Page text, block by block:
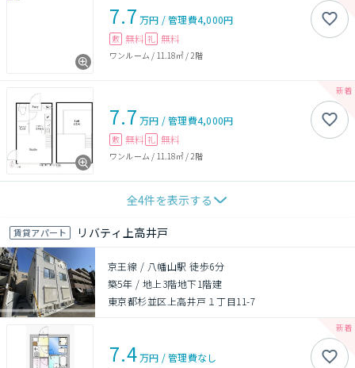
7.7 万円 /管理費4,000円
敷 無料 礼 無料
ワンルーム / 11.18㎡/ 2階
7.7 万円 /管理費4,000円
敷 無料 礼 無料
ワンルーム / 11.18㎡/ 2階
全4件を表示する
賃貸アパート リバティ上高井戸
京王線 / 八幡山駅 徒歩6分
築5年 / 地上3階地下1階建
東京都杉並区上高井戸１丁目11-7
7.4万円 /管理費なし